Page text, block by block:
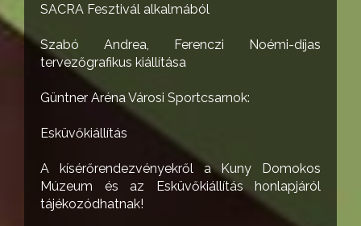
SACRA Fesztivál alkalmából
Szabó Andrea, Ferenczi Noémi-díjas
tervezőgrafikus kiállítása
Güntner Aréna Városi Sportcsarnok:
Esküvőkiállítás
A kísérőrendezvényekről a Kuny Domokos
Múzeum és az Esküvőkiállítás honlapjáról
tájékozódhatnak!